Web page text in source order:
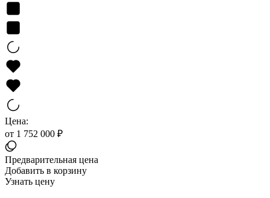
Цена:
от 1 752 000 ₽
Предварительная цена
Добавить в корзину
Узнать цену